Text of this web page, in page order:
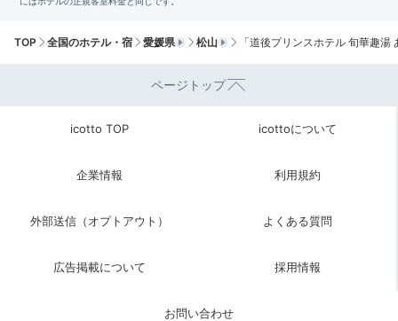
TOP 全国のホテル・宿 愛媛県 松山 「道後プリンスホテル 旬華趣
ページトップ
icotto TOP icottoについて
企業情報 利用規約
外部送信（オプトアウト） よくある質問
広告掲載について 採用情報
お問い合わせ